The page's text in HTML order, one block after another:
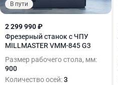
В пути
2 299 990 ₽
Фрезерный станок с ЧПУ
MILLMASTER VMM-845 G3
Размер рабочего стола, мм:
900
Количество осей:3